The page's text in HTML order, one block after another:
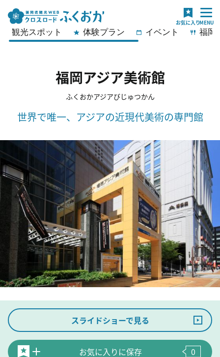
観光スポット 体験プラン イベント 福岡
福岡アジア美術館
ふくおかアジアびじゅつかん
世界で唯一、アジアの近現代美術の専門館
スライドショーで見る
お気に入りに保存 0